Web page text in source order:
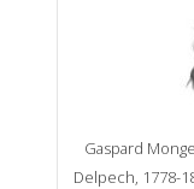
Gaspard
Delpech, 1778-